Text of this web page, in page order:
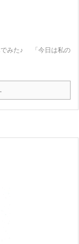
でみた♪ 「今日は私の